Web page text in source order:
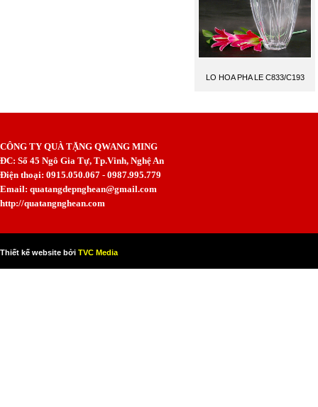
LO HOA PHA LE C833/C193
CÔNG TY QUÀ TẶNG QWANG MING
ĐC: Số 45 Ngô Gia Tự, Tp.Vinh, Nghệ An
Điện thoại: 0915.050.067 - 0987.995.779
Email: quatangdepnghean@gmail.com
http://quatangnghean.com
Thiết kế website bởi TVC Media